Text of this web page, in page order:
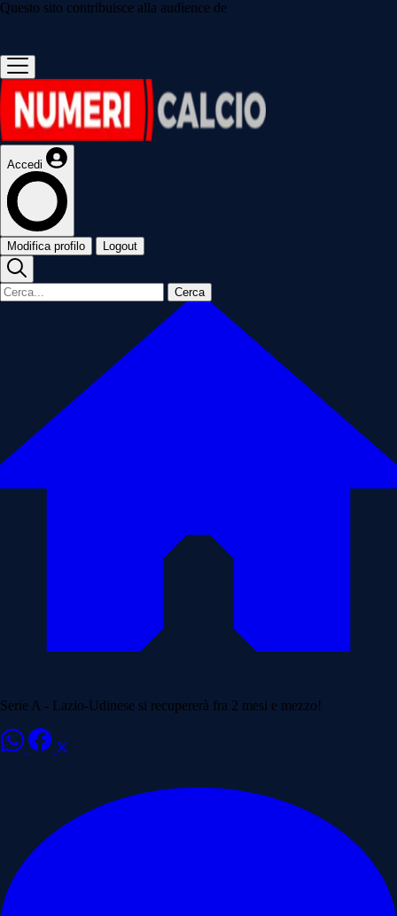
Questo sito contribuisce alla audience de
Accedi
Modifica profilo Logout
Cerca
Serie A - Lazio-Udinese si recupererà fra 2 mesi e mezzo!